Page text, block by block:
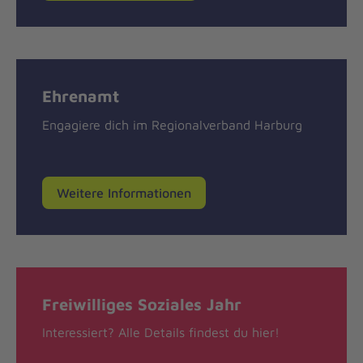
Ehrenamt
Engagiere dich im Regionalverband Harburg
Weitere Informationen
Freiwilliges Soziales Jahr
Interessiert? Alle Details findest du hier!